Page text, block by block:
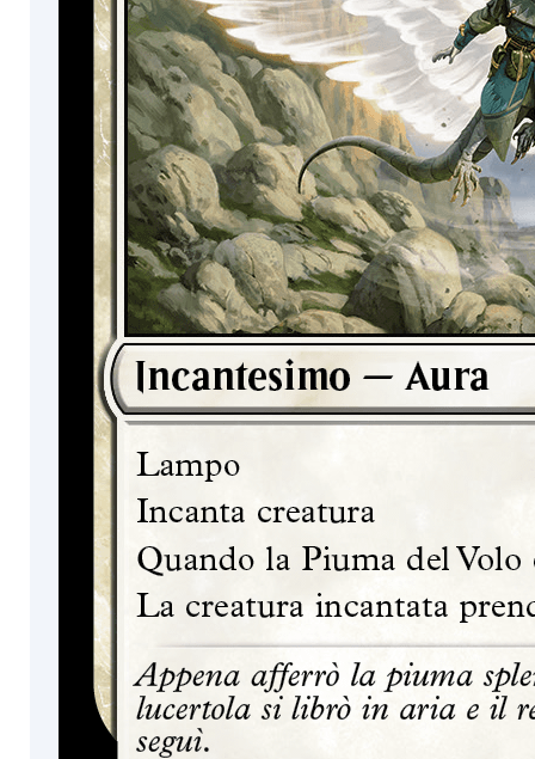
Tamiyo
Opossum
Ranger
Felino
Tasso
Polimorfo
Faina
Cinghiale
Puzzola
Coyote
Mercenario
Ghiottone
Insetto
Serpente
Angelo
Granchio
Pesce
Tartaruga
Ninja
Monaco